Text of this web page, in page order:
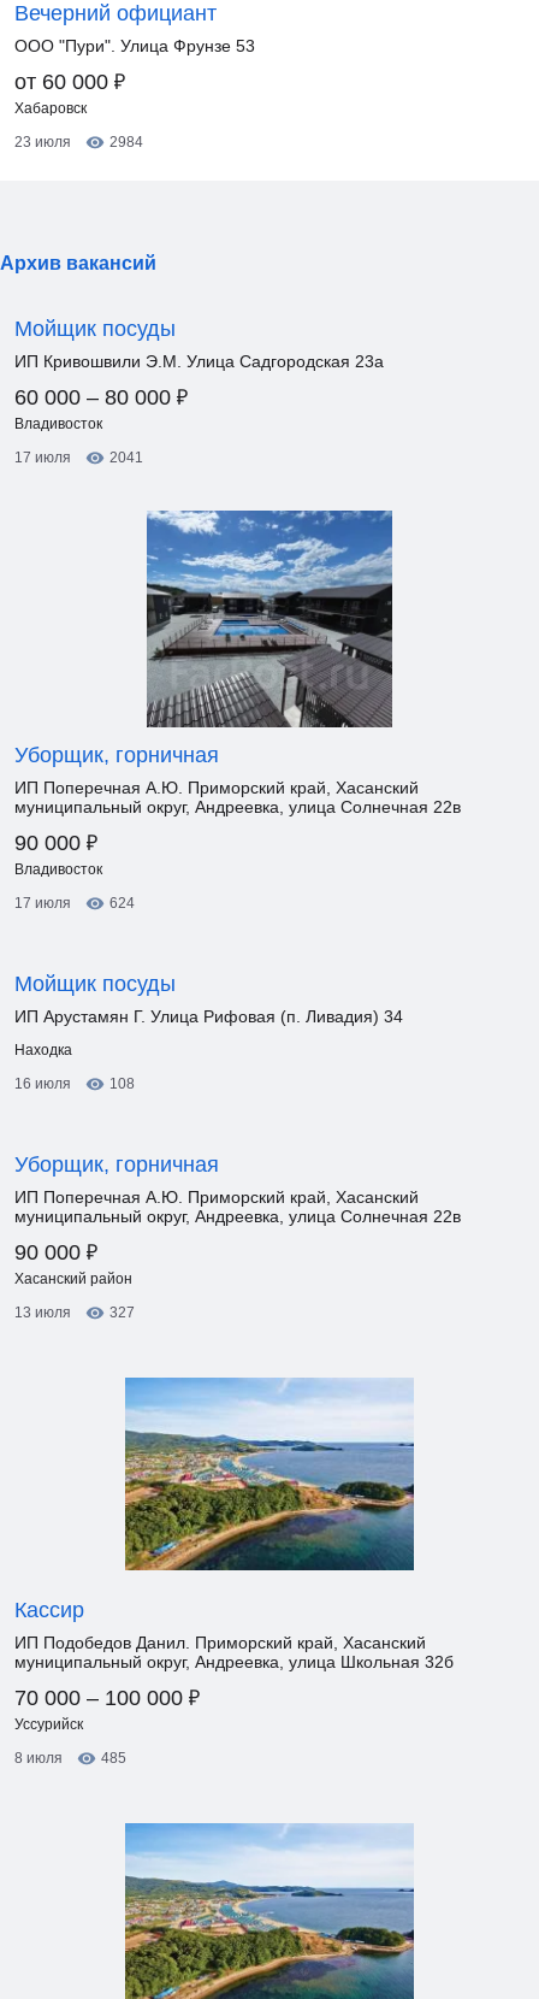
Вечерний официант
ООО "Пури". Улица Фрунзе 53
от 60 000 ₽
Хабаровск
23 июля
2984
Архив вакансий
Мойщик посуды
ИП Кривошвили Э.М. Улица Садгородская 23а
60 000 – 80 000 ₽
Владивосток
17 июля
2041
Уборщик, горничная
ИП Поперечная А.Ю. Приморский край, Хасанский
муниципальный округ, Андреевка, улица Солнечная 22в
90 000 ₽
Владивосток
17 июля
624
Мойщик посуды
ИП Арустамян Г. Улица Рифовая (п. Ливадия) 34
Находка
16 июля
108
Уборщик, горничная
ИП Поперечная А.Ю. Приморский край, Хасанский
муниципальный округ, Андреевка, улица Солнечная 22в
90 000 ₽
Хасанский район
13 июля
327
Кассир
ИП Подобедов Данил. Приморский край, Хасанский
муниципальный округ, Андреевка, улица Школьная 32б
70 000 – 100 000 ₽
Уссурийск
8 июля
485